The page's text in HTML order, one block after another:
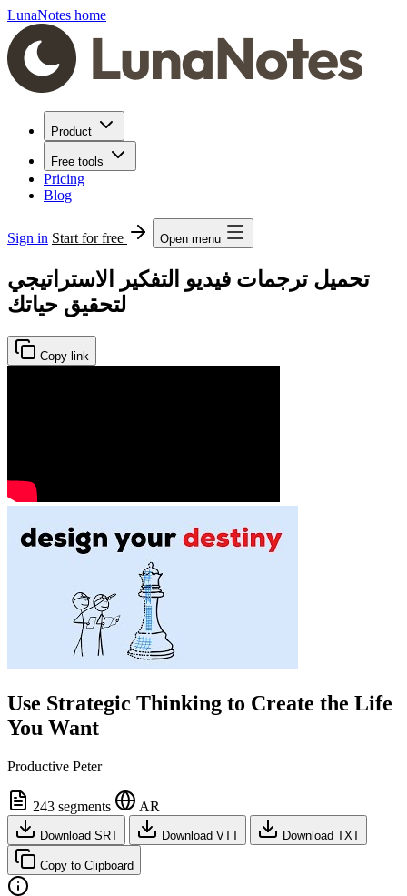
LunaNotes home
Product
Free tools
Pricing
Blog
Sign in Start for free Open menu
تحميل ترجمات فيديو التفكير الاستراتيجي
لتحقيق حياتك
Copy link
Use Strategic Thinking to Create the Life
You Want
Productive Peter
243 segments AR
Download SRT Download VTT Download TXT
Copy to Clipboard